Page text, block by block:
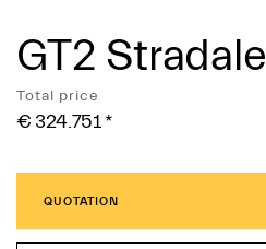
Services
GT2 Stradale
Total price
€ 324.751*
QUOTATION